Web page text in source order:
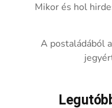
Mikor és hol
A postaládából